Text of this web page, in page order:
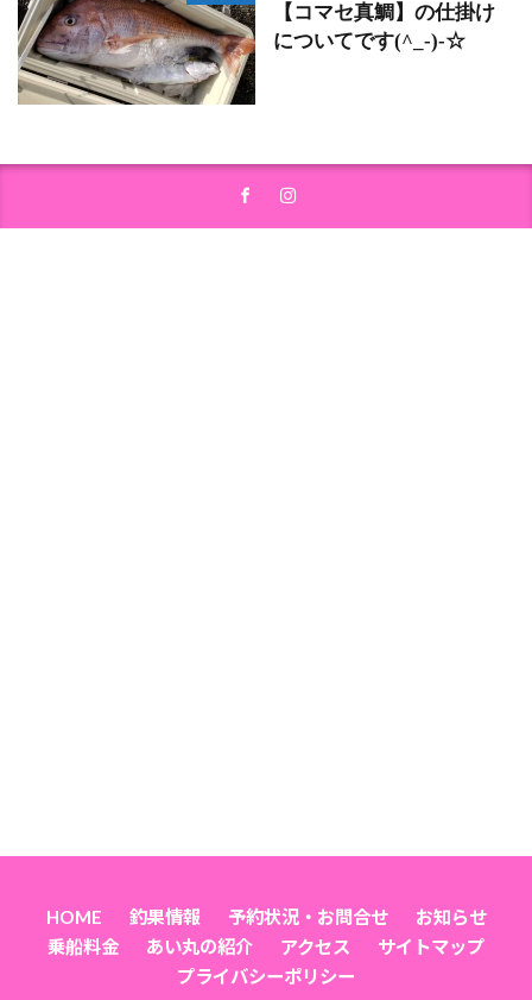
【コマセ真鯛】の仕掛け
についてです(^_-)-☆
HOME 釣果情報 予約状況・お問合せ
お知らせ
乗船料金
あい丸の紹介 アクセス
サイトマップ
プライバシーポリシー